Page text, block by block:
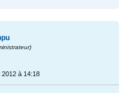
2012 à 14:18